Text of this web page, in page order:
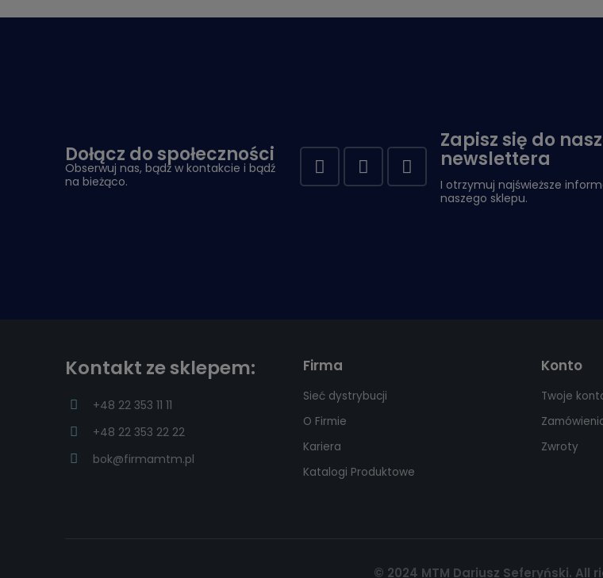
Dołącz do społeczności
Obserwuj nas, bądź w kontakcie i bądź
na bieżąco.
Zapisz się do
newslettera
I otrzymuj najświeższe
naszego sklepu.
Kontakt ze sklepem:
+48 22 353 11 11
+48 22 353 22 22
bok@firmamtm.pl
Firma
Sieć dystrybucji
O Firmie
Kariera
Katalogi Produktowe
Konto
Twoje
Zwroty
© 2024 MTM Dariusz Seferyński. All